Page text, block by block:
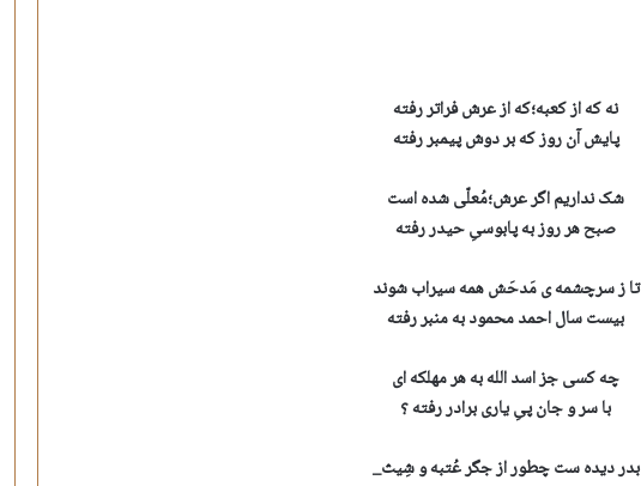
نه که از کعبه؛که از عرش فراتر رفته
پایش آن روز که بر دوش پیمبر رفته
شک نداریم اگر عرش؛مُعلّی شده است
صبح هر روز به پابوسیِ حیدر رفته
تا ز سرچشمه ی مَدحَش همه سیراب شوند
بیست سال احمد محمود به منبر رفته
چه کسی جز اسد الله به هر مهلکه ای
با سر و جان پیِ یاری برادر رفته ؟
بدر دیده ست چطور از جگر عُتبه و شِیث_